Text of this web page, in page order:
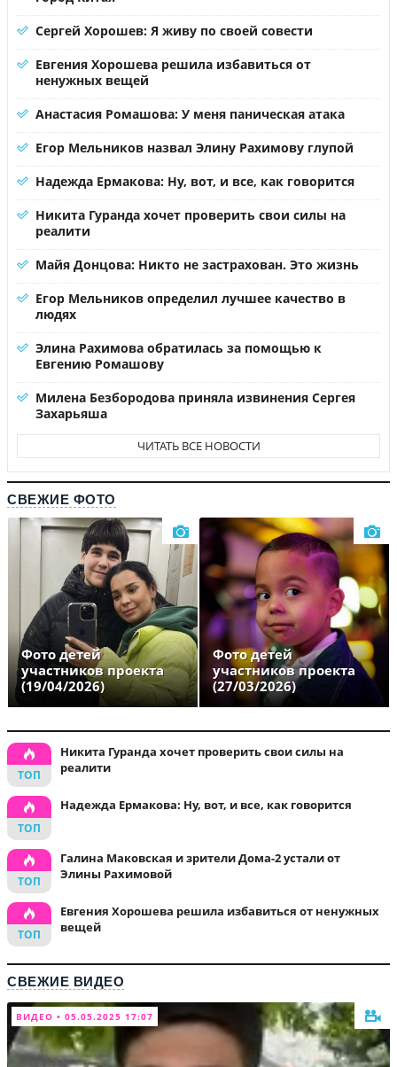
Сергей Хорошев: Я живу по своей совести
Евгения Хорошева решила избавиться от
ненужных вещей
Анастасия Ромашова: У меня паническая атака
Егор Мельников назвал Элину Рахимову глупой
Надежда Ермакова: Ну, вот, и все, как говорится
Никита Гуранда хочет проверить свои силы на
реалити
Майя Донцова: Никто не застрахован. Это жизнь
Егор Мельников определил лучшее качество в
людях
Элина Рахимова обратилась за помощью к
Евгению Ромашову
Милена Безбородова приняла извинения Сергея
Захарьяша
ЧИТАТЬ ВСЕ НОВОСТИ
СВЕЖИЕ ФОТО
Фото детей
участников проекта
(19/04/2026)
Фото детей
участников проекта
(27/03/2026)
Никита Гуранда хочет проверить свои силы на
реалити
Надежда Ермакова: Ну, вот, и все, как говорится
Галина Маковская и зрители Дома-2 устали от
Элины Рахимовой
Евгения Хорошева решила избавиться от ненужных
вещей
СВЕЖИЕ ВИДЕО
ВИДЕО • 05.05.2025 17:07